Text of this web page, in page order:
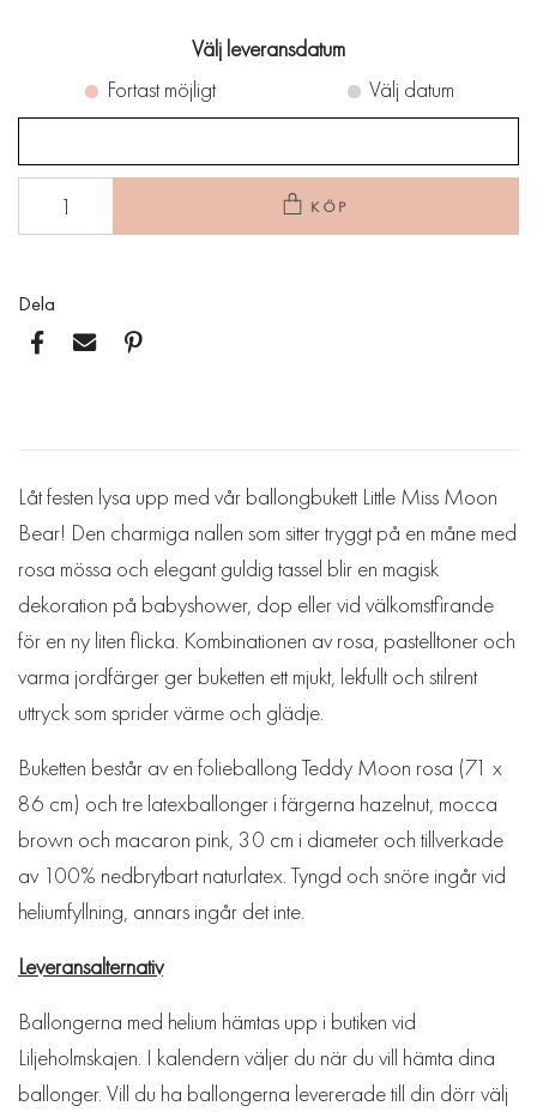
Välj leveransdatum
Fortast möjligt
Välj datum
KÖP
Dela
Låt festen lysa upp med vår ballongbukett Little Miss Moon
Bear! Den charmiga nallen som sitter tryggt på en måne med
rosa mössa och elegant guldig tassel blir en magisk
dekoration på babyshower, dop eller vid välkomstfirande
för en ny liten flicka. Kombinationen av rosa, pastelltoner och
varma jordfärger ger buketten ett mjukt, lekfullt och stilrent
uttryck som sprider värme och glädje.
Buketten består av en folieballong Teddy Moon rosa (71 x
86 cm) och tre latexballonger i färgerna hazelnut, mocca
brown och macaron pink, 30 cm i diameter och tillverkade
av 100% nedbrytbart naturlatex. Tyngd och snöre ingår vid
heliumfyllning, annars ingår det inte.
Leveransalternativ
Ballongerna med helium hämtas upp i butiken vid
Liljeholmskajen. I kalendern väljer du när du vill hämta dina
ballonger. Vill du ha ballongerna levererade till din dörr välj